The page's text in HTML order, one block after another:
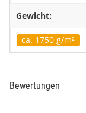
Gewicht:
ca. 1750 g/m²
Bewertungen